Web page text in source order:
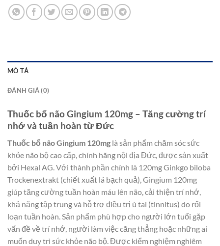
MÔ TẢ
ĐÁNH GIÁ (0)
Thuốc bổ não Gingium 120mg – Tăng cường trí
nhớ và tuần hoàn từ Đức
Thuốc bổ não Gingium 120mg là sản phẩm chăm sóc sức
khỏe não bộ cao cấp, chính hãng nội địa Đức, được sản xuất
bởi Hexal AG. Với thành phần chính là 120mg Ginkgo biloba
Trockenextrakt (chiết xuất lá bạch quả), Gingium 120mg
giúp tăng cường tuần hoàn máu lên não, cải thiện trí nhớ,
khả năng tập trung và hỗ trợ điều trị ù tai (tinnitus) do rối
loạn tuần hoàn. Sản phẩm phù hợp cho người lớn tuổi gặp
vấn đề về trí nhớ, người làm việc căng thẳng hoặc những ai
muốn duy trì sức khỏe não bộ. Được kiểm nghiệm nghiêm